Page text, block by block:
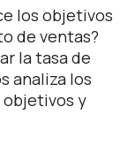
los objetivos
de ventas?
la tasa de
analiza los
y